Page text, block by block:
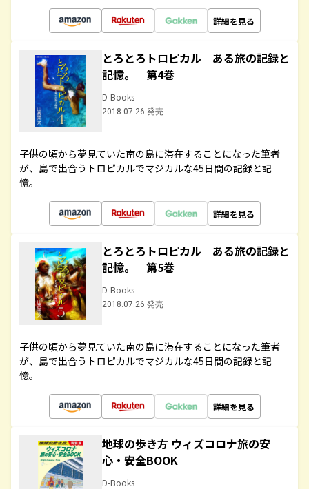
詳細を見る
とろとろトロピカル ある旅の記録と
記憶。 第4巻
D-Books
2018.07.26 発売
子供の頃から夢見ていた南の島に滞在することになった筆者
が、島で出合うトロピカルでマジカルな45日間の記録と記
憶。
詳細を見る
とろとろトロピカル ある旅の記録と
記憶。 第5巻
D-Books
2018.07.26 発売
子供の頃から夢見ていた南の島に滞在することになった筆者
が、島で出合うトロピカルでマジカルな45日間の記録と記
憶。
詳細を見る
地球の歩き方 ウィズコロナ旅の安
心・安全BOOK
D-Books